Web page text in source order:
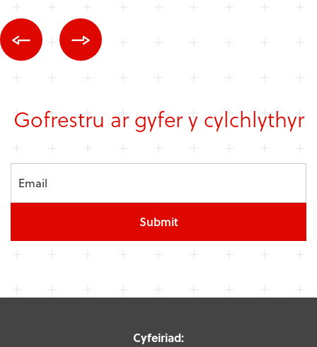
Gofrestru ar gyfer y cylchlythyr
Submit
Cyfeiriad: